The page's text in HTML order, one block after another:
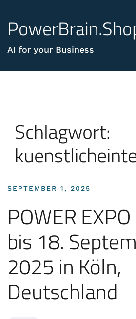
AI for your Business
Schlagwort:
SEPTEMBER 1, 2025
POWER
bis 18.
2025 in Köln,
Deutschland